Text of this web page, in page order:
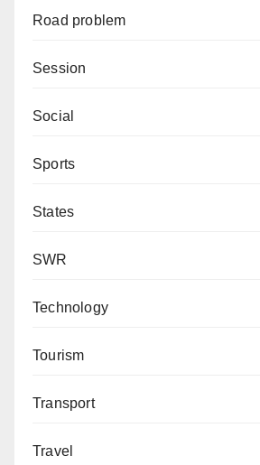
Road problem
Session
Social
Sports
States
SWR
Technology
Tourism
Transport
Travel